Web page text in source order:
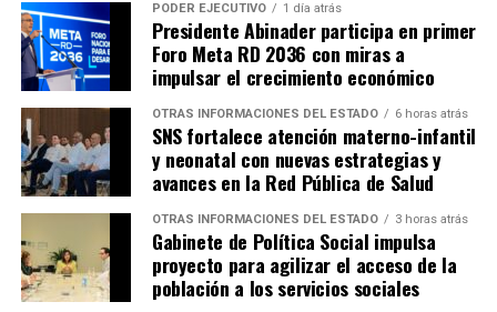
PODER EJECUTIVO 1 día atrás
Presidente Abinader participa en primer
Foro Meta RD 2036 con miras a
impulsar el crecimiento económico
OTRAS INFORMACIONES DEL ESTADO 6 horas atrás
SNS fortalece atención materno-infantil
y neonatal con nuevas estrategias y
avances en la Red Pública de Salud
OTRAS INFORMACIONES DEL ESTADO 3 horas atrás
Gabinete de Política Social impulsa
proyecto para agilizar el acceso de la
población a los servicios sociales